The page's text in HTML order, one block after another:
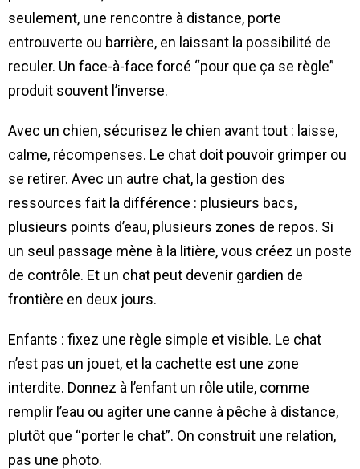
seulement, une rencontre à distance, porte
entrouverte ou barrière, en laissant la possibilité de
reculer. Un face-à-face forcé “pour que ça se règle”
produit souvent l’inverse.
Avec un chien, sécurisez le chien avant tout : laisse,
calme, récompenses. Le chat doit pouvoir grimper ou
se retirer. Avec un autre chat, la gestion des
ressources fait la différence : plusieurs bacs,
plusieurs points d’eau, plusieurs zones de repos. Si
un seul passage mène à la litière, vous créez un poste
de contrôle. Et un chat peut devenir gardien de
frontière en deux jours.
Enfants : fixez une règle simple et visible. Le chat
n’est pas un jouet, et la cachette est une zone
interdite. Donnez à l’enfant un rôle utile, comme
remplir l’eau ou agiter une canne à pêche à distance,
plutôt que “porter le chat”. On construit une relation,
pas une photo.